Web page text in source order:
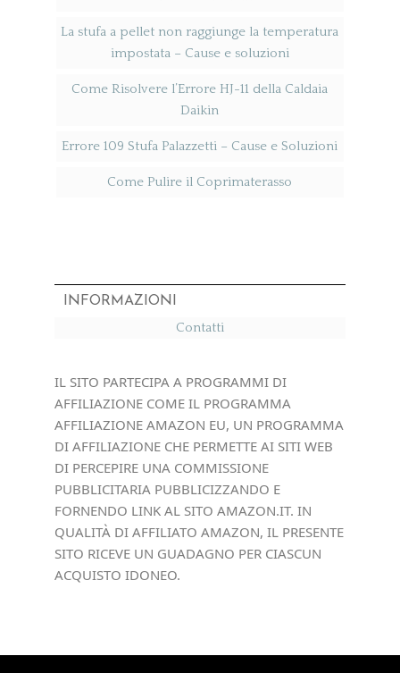
La stufa a pellet non raggiunge la temperatura
impostata​ – Cause e soluzioni
Come Risolvere l’Errore HJ-11 della Caldaia
Daikin
Errore 109 Stufa Palazzetti​ – Cause e Soluzioni
Come Pulire il Coprimaterasso
INFORMAZIONI
Contatti
IL SITO PARTECIPA A PROGRAMMI DI
AFFILIAZIONE COME IL PROGRAMMA
AFFILIAZIONE AMAZON EU, UN PROGRAMMA
DI AFFILIAZIONE CHE PERMETTE AI SITI WEB
DI PERCEPIRE UNA COMMISSIONE
PUBBLICITARIA PUBBLICIZZANDO E
FORNENDO LINK AL SITO AMAZON.IT. IN
QUALITÀ DI AFFILIATO AMAZON, IL PRESENTE
SITO RICEVE UN GUADAGNO PER CIASCUN
ACQUISTO IDONEO.